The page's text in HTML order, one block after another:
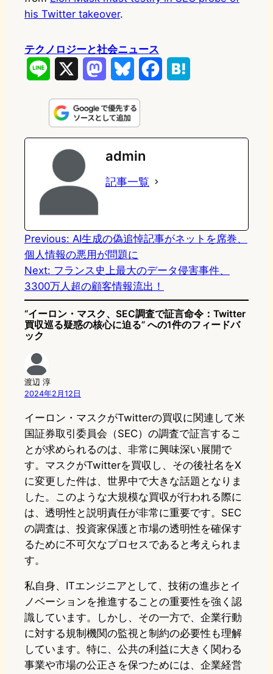
his Twitter takeover.
テクノロジーと社会ニュース
n
e
s
t
o
d
n
u
e
s
k
e
k
e
admin
記事一覧
Previous: AI生成の偽追悼記事がネットを席巻、
個人情報の悪用が問題に
Next: フランス史上最大のデータ侵害事件、
3300万人超の顧客情報流出！
“イーロン・マスク、SEC調査で証言命令：Twitter
買収巡る疑惑の核心に迫る” への1件のフィードバ
ック
渡辺 淳
2024年2月12日
イーロン・マスクがTwitterの買収に関連して米
国証券取引委員会（SEC）の調査で証言するこ
とが求められるのは、非常に興味深い展開で
す。マスクがTwitterを買収し、その後社名をX
に変更した件は、世界中で大きな話題となりま
した。このような大規模な買収が行われる際に
は、透明性と説明責任が非常に重要です。SEC
の調査は、投資家保護と市場の透明性を確保す
るために不可欠なプロセスであると考えられま
す。
私自身、ITエンジニアとして、技術の進歩とイ
ノベーションを推進することの重要性を強く認
識しています。しかし、その一方で、企業行動
に対する規制機関の監視と制約の必要性も理解
しています。特に、公共の利益に大きく関わる
事業や市場の公正さを保つためには、企業経営